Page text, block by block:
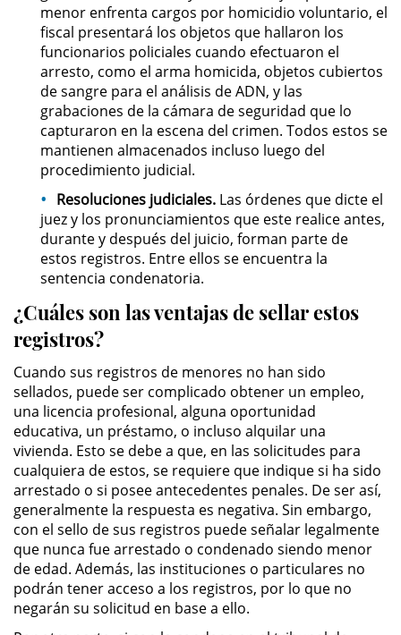
Posesión De Parafernalia De
Drogas
Posesión De Una Sustancia
Controlada Para La Venta
Posesión De Metanfetamina
Posesión de Marihuana para la
Venta
El Programa de Desviación
Previo al Juicio PC 1000
Controlada Para La Venta
Fraude a Programas de
Asistencia
Fraude al Sistema de Salud
Fraude con Cheques
Fraude Inmobiliario
Fraude de Juego
Fraude a la Compensación a los
menor enfrenta cargos por homicidio voluntario, el
fiscal presentará los objetos que hallaron los
funcionarios policiales cuando efectuaron el
arresto, como el arma homicida, objetos cubiertos
de sangre para el análisis de ADN, y las
grabaciones de la cámara de seguridad que lo
capturaron en la escena del crimen. Todos estos se
mantienen almacenados incluso luego del
procedimiento judicial.
Resoluciones judiciales. Las órdenes que dicte el
juez y los pronunciamientos que este realice antes,
durante y después del juicio, forman parte de
estos registros. Entre ellos se encuentra la
sentencia condenatoria.
¿Cuáles son las ventajas de sellar estos
registros?
Cuando sus registros de menores no han sido
sellados, puede ser complicado obtener un empleo,
una licencia profesional, alguna oportunidad
educativa, un préstamo, o incluso alquilar una
vivienda. Esto se debe a que, en las solicitudes para
cualquiera de estos, se requiere que indique si ha sido
arrestado o si posee antecedentes penales. De ser así,
generalmente la respuesta es negativa. Sin embargo,
con el sello de sus registros puede señalar legalmente
que nunca fue arrestado o condenado siendo menor
de edad. Además, las instituciones o particulares no
podrán tener acceso a los registros, por lo que no
negarán su solicitud en base a ello.